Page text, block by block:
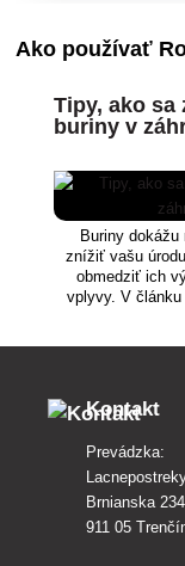
Ako používať
Tipy, ako sa
buriny v
Buriny
znížiť vašu
obmedziť ich
vplyvy. V
Kontakt
Prevádzka:
Brnianska
911 05